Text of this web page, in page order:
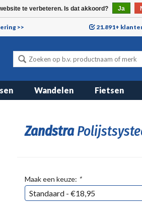
>> 21.891+
Wandelen Fietsen
Zandstra
Maak een keuze: *
te verbeteren. Is dat akkoord? Ja